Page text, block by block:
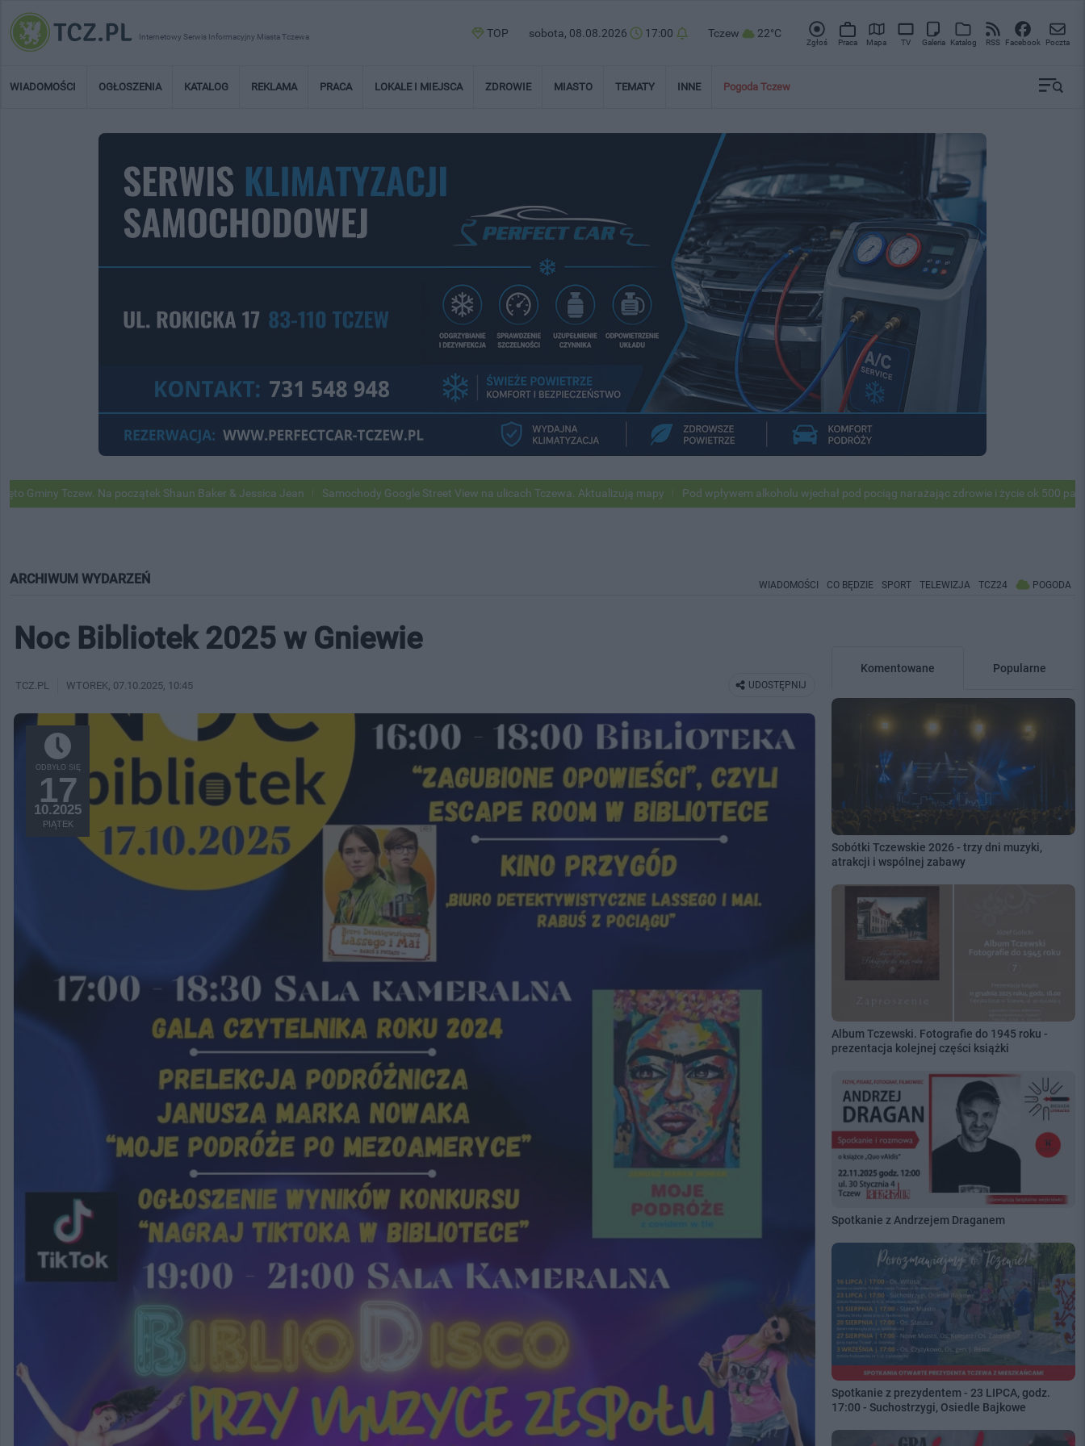
Internetowy Serwis Informacyjny Miasta Tczewa TOP sobota, 08.08.2026 17:00 Tczew 22°C
Zgłoś Praca Mapa TV Galeria Katalog RSS Facebook Poczta
WIADOMOŚCI OGŁOSZENIA KATALOG REKLAMA PRACA LOKALE I MIEJSCA ZDROWIE MIASTO TEMATY INNE Pogoda Tczew
Na początek Shaun Baker & Jessica Jean Samochody Google Street View na ulicach Tczewa. Aktualizują mapy Pod wpływem alkoholu wjechał pod pociąg narażając zdrowie i życie ok 500 pasażerów! PKP
ARCHIWUM WYDARZEŃ WIADOMOŚCI CO BĘDZIE SPORT TELEWIZJA TCZ24 POGODA
Noc Bibliotek 2025 w Gniewie
UDOSTĘPNIJ
TCZ.PL WTOREK, 07.10.2025, 10:45
ODBYŁO SIĘ
17
10.2025
PIĄTEK
Komentowane Popularne
Sobótki Tczewskie 2026 - trzy dni muzyki,
atrakcji i wspólnej zabawy
Album Tczewski. Fotografie do 1945 roku -
prezentacja kolejnej części książki
Spotkanie z Andrzejem Draganem
Spotkanie z prezydentem - 23 LIPCA, godz.
17:00 - Suchostrzygi, Osiedle Bajkowe